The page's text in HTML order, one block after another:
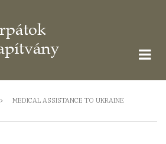
MEDICAL ASSISTANCE TO UKRAINE